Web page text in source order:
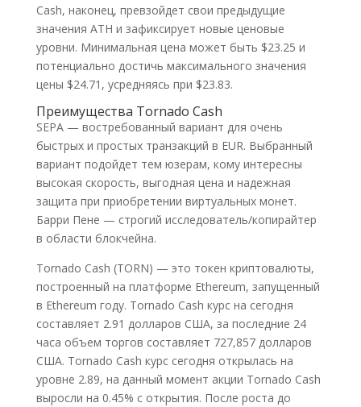
Cash, наконец, превзойдет свои предыдущие
значения ATH и зафиксирует новые ценовые
уровни. Минимальная цена может быть $23.25 и
потенциально достичь максимального значения
цены $24.71, усредняясь при $23.83.
Преимущества Tornado Cash
SEPA — востребованный вариант для очень
быстрых и простых транзакций в EUR. Выбранный
вариант подойдет тем юзерам, кому интересны
высокая скорость, выгодная цена и надежная
защита при приобретении виртуальных монет.
Барри Пене — строгий исследователь/копирайтер
в области блокчейна.
Tornado Cash (TORN) — это токен криптовалюты,
построенный на платформе Ethereum, запущенный
в Ethereum году. Tornado Cash курс на сегодня
составляет 2.91 долларов США, за последние 24
часа объем торгов составляет 727,857 долларов
США. Tornado Cash курс сегодня открылась на
уровне 2.89, на данный момент акции Tornado Cash
выросли на 0.45% с открытия. После роста до